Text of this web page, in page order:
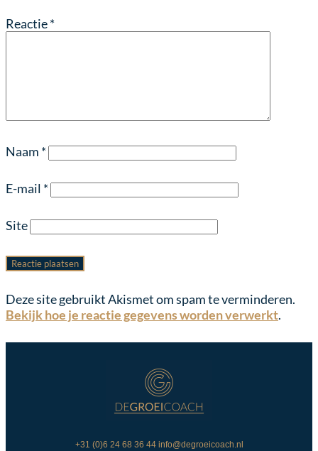
Reactie*
Naam *
E-mail *
Site
Deze site gebruikt Akismet om spam te verminderen.
Bekijk hoe je reactie gegevens worden verwerkt.
+31 (0)6 24 68 36 44 info@degroeicoach.nl